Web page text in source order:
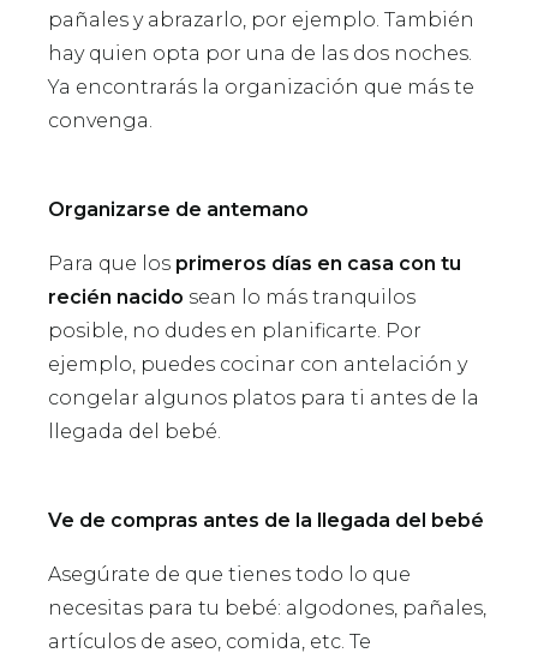
pañales y abrazarlo, por ejemplo. También
hay quien opta por una de las dos noches.
Ya encontrarás la organización que más te
convenga.
Organizarse de antemano
Para que los primeros días en casa con tu
recién nacido sean lo más tranquilos
posible, no dudes en planificarte. Por
ejemplo, puedes cocinar con antelación y
congelar algunos platos para ti antes de la
llegada del bebé.
Ve de compras antes de la llegada del bebé
Asegúrate de que tienes todo lo que
necesitas para tu bebé: algodones, pañales,
artículos de aseo, comida, etc. Te